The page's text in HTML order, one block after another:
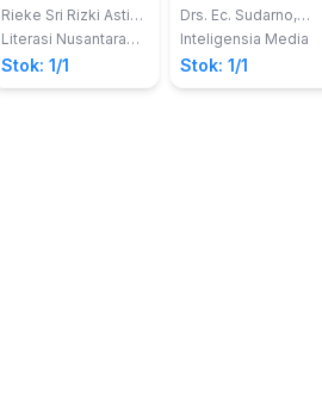
Rieke Sri Rizki Asti
Karini, S.E., M.Si.;
S.E., Akt., M.T.
Literasi Nusantara
Abadi
Stok: 1/1
Sebuah
Pengantar
Drs. Ec. Sudarno,
MM.; Drs. Ec. H.
Ruslan Shomad,
MM.; Erwin
Syahputra, SE., MM.
Inteligensia Media
Stok: 1/1